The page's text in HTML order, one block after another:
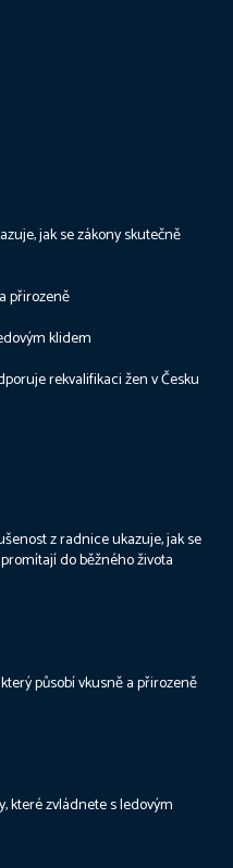
jak se zákony skutečně
přirozeně
klidem
rekvalifikaci žen v Česku
z radnice ukazuje, jak se
do běžného života
působí vkusně a přirozeně
které zvládnete s ledovým